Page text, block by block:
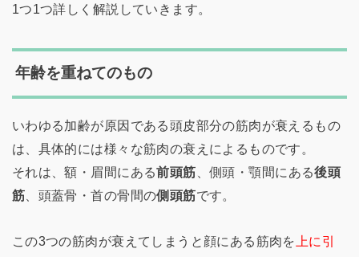
1つ1つ詳しく解説していきます。
年齢を重ねてのもの
いわゆる加齢が原因である頭皮部分の筋肉が衰えるもの
は、具体的には様々な筋肉の衰えによるものです。
それは、額・眉間にある前頭筋 、側頭・顎間にある後頭
筋 、頭蓋骨・首の骨間の側頭筋です。
この3つの筋肉が衰えてしまうと顔にある筋肉を 上に引